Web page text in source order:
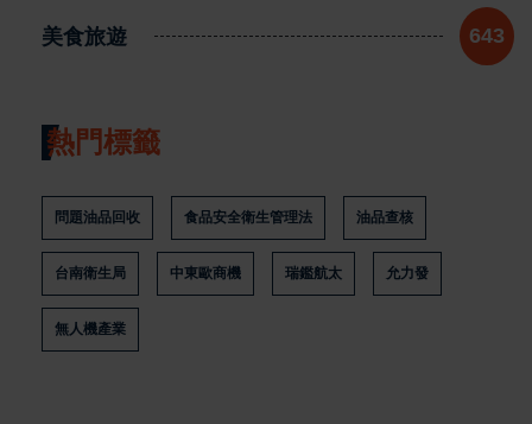
美食旅遊 643
熱門標籤
問題油品回收 食品安全衛生管理法 油品查核
台南衛生局 中東歐商機 瑞鑑航太 允力發
無人機產業